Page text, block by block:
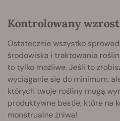
Kontrolowany
Ostatecznie wszystko
środowiska i traktowania
to tylko możliwe. Jeśli to
wyciąganie się do minimum,
których twoje rośliny mogą
produktywne bestie, które na
monstrualne żniwa!